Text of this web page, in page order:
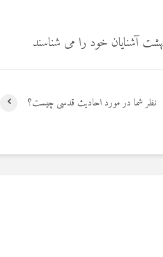
آشنايان‌ خود را می ‌شناسند
نظر شما در مورد احادیث قدسی چیست؟